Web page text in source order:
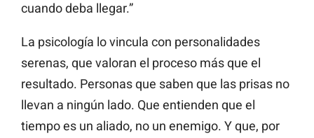
cuando deba llegar.”
La psicología lo vincula con personalidades
serenas, que valoran el proceso más que el
resultado. Personas que saben que las prisas no
llevan a ningún lado. Que entienden que el
tiempo es un aliado, no un enemigo. Y que, por